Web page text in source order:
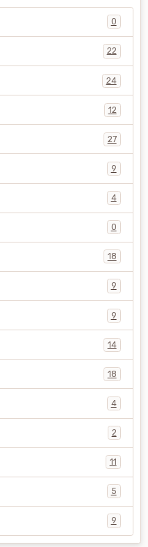
0
22
24
12
27
9
4
0
18
9
9
14
18
4
2
11
5
9